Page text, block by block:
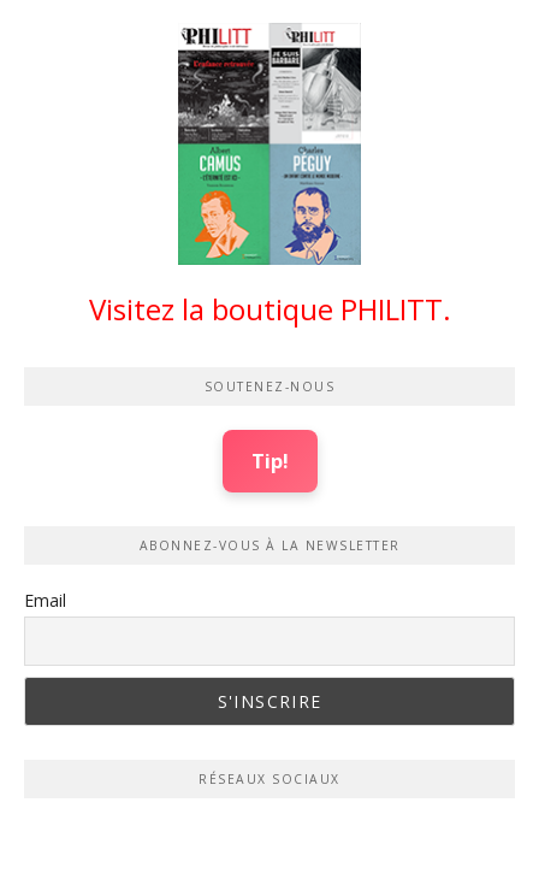
Visitez la boutique PHILITT.
SOUTENEZ-NOUS
Tip!
ABONNEZ-VOUS À LA NEWSLETTER
Email
RÉSEAUX SOCIAUX